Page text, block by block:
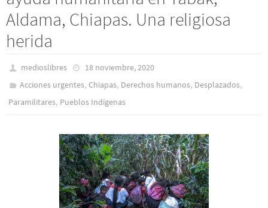
Aldama, Chiapas. Una religiosa
herida
medioslibres
18 noviembre, 2020
Acciones urgentes,Chiapas, Derechos humanos, Desplazados,
Paramilitares, Pueblos Indí­genas